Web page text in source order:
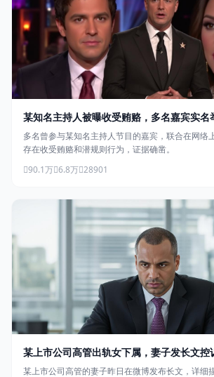
某知名主持人被曝收受贿赂，多名嘉宾实名
多名曾参与某知名主持人节目的嘉宾，联合在网络
存在收受贿赂和潜规则行为，证据确凿。
90.1万 6.8万 28901
某上市公司高管出轨女下属，妻子发长文控
某上市公司高管的妻子昨日在微博发布长文，详细